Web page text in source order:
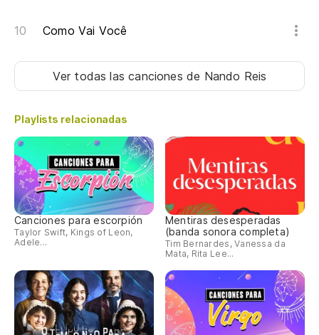
Como Vai Você
Ver todas las canciones de Nando Reis
Playlists relacionadas
Canciones para escorpión
Taylor Swift, Kings of Leon,
Adele...
Mentiras desesperadas
(banda sonora completa)
Tim Bernardes, Vanessa da
Mata, Rita Lee...